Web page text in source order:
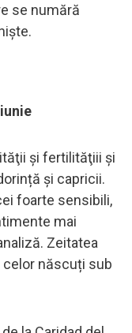
se numără
și fertilităţiii și
și capricii.
foarte sensibili,
mai
Zeitatea
celor născuți sub